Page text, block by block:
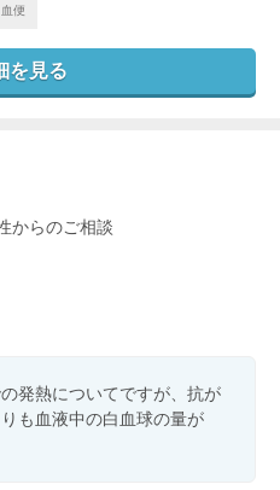
便
を見る
からのご相談
発熱についてですが、抗が
も血液中の白血球の量が